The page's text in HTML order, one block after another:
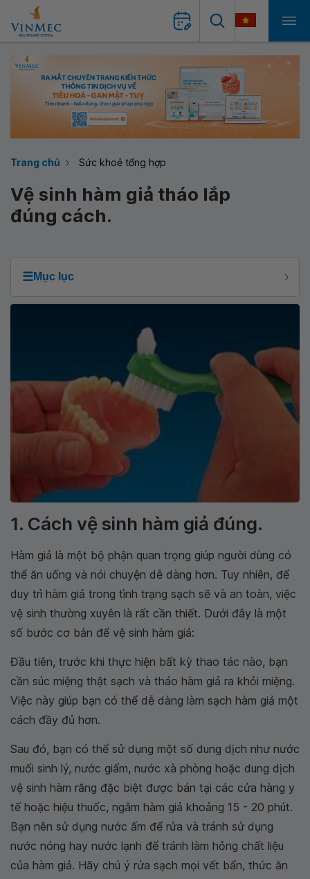
Trang chủ Sức khoẻ tổng hợp
Vệ sinh hàm giả tháo lắp
đúng cách.
☰Mục lục
1. Cách vệ sinh hàm giả đúng.
Hàm giả là một bộ phận quan trọng giúp người dùng có
thể ăn uống và nói chuyện dễ dàng hơn. Tuy nhiên, để
duy trì hàm giả trong tình trạng sạch sẽ và an toàn, việc
vệ sinh thường xuyên là rất cần thiết. Dưới đây là một
số bước cơ bản để vệ sinh hàm giả:
Đầu tiên, trước khi thực hiện bất kỳ thao tác nào, bạn
cần súc miệng thật sạch và tháo hàm giả ra khỏi miệng.
Việc này giúp bạn có thể dễ dàng làm sạch hàm giả một
cách đầy đủ hơn.
Sau đó, bạn có thể sử dụng một số dung dịch như nước
muối sinh lý, nước giấm, nước xà phòng hoặc dung dịch
vệ sinh hàm răng đặc biệt được bán tại các cửa hàng y
tế hoặc hiệu thuốc, ngâm hàm giả khoảng 15 - 20 phút.
Bạn nên sử dụng nước ấm để rửa và tránh sử dụng
nước nóng hay nước lạnh để tránh làm hỏng chất liệu
của hàm giả. Hãy chú ý rửa sạch mọi vết bẩn, thức ăn